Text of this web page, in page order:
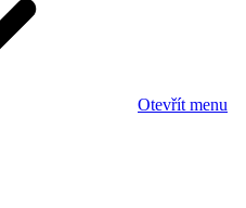
Otevřít menu